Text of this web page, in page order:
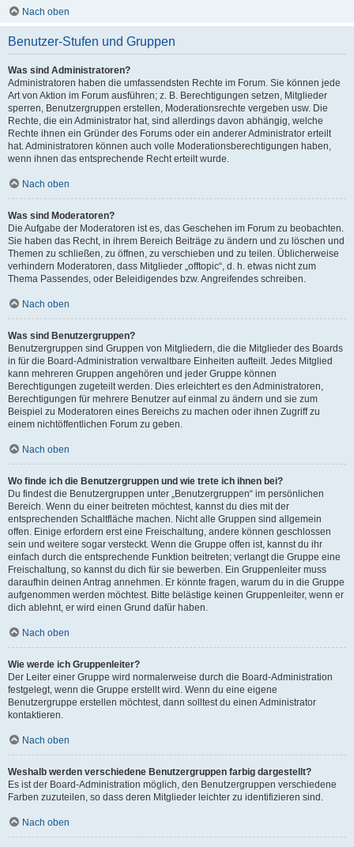
Nach oben
Benutzer-Stufen und Gruppen
Was sind Administratoren?
Administratoren haben die umfassendsten Rechte im Forum. Sie können jede
Art von Aktion im Forum ausführen; z. B. Berechtigungen setzen, Mitglieder
sperren, Benutzergruppen erstellen, Moderationsrechte vergeben usw. Die
Rechte, die ein Administrator hat, sind allerdings davon abhängig, welche
Rechte ihnen ein Gründer des Forums oder ein anderer Administrator erteilt
hat. Administratoren können auch volle Moderationsberechtigungen haben,
wenn ihnen das entsprechende Recht erteilt wurde.
Nach oben
Was sind Moderatoren?
Die Aufgabe der Moderatoren ist es, das Geschehen im Forum zu beobachten.
Sie haben das Recht, in ihrem Bereich Beiträge zu ändern und zu löschen und
Themen zu schließen, zu öffnen, zu verschieben und zu teilen. Üblicherweise
verhindern Moderatoren, dass Mitglieder „offtopic“, d. h. etwas nicht zum
Thema Passendes, oder Beleidigendes bzw. Angreifendes schreiben.
Nach oben
Was sind Benutzergruppen?
Benutzergruppen sind Gruppen von Mitgliedern, die die Mitglieder des Boards
in für die Board-Administration verwaltbare Einheiten aufteilt. Jedes Mitglied
kann mehreren Gruppen angehören und jeder Gruppe können
Berechtigungen zugeteilt werden. Dies erleichtert es den Administratoren,
Berechtigungen für mehrere Benutzer auf einmal zu ändern und sie zum
Beispiel zu Moderatoren eines Bereichs zu machen oder ihnen Zugriff zu
einem nichtöffentlichen Forum zu geben.
Nach oben
Wo finde ich die Benutzergruppen und wie trete ich ihnen bei?
Du findest die Benutzergruppen unter „Benutzergruppen“ im persönlichen
Bereich. Wenn du einer beitreten möchtest, kannst du dies mit der
entsprechenden Schaltfläche machen. Nicht alle Gruppen sind allgemein
offen. Einige erfordern erst eine Freischaltung, andere können geschlossen
sein und weitere sogar versteckt. Wenn die Gruppe offen ist, kannst du ihr
einfach durch die entsprechende Funktion beitreten; verlangt die Gruppe eine
Freischaltung, so kannst du dich für sie bewerben. Ein Gruppenleiter muss
daraufhin deinen Antrag annehmen. Er könnte fragen, warum du in die Gruppe
aufgenommen werden möchtest. Bitte belästige keinen Gruppenleiter, wenn er
dich ablehnt, er wird einen Grund dafür haben.
Nach oben
Wie werde ich Gruppenleiter?
Der Leiter einer Gruppe wird normalerweise durch die Board-Administration
festgelegt, wenn die Gruppe erstellt wird. Wenn du eine eigene
Benutzergruppe erstellen möchtest, dann solltest du einen Administrator
kontaktieren.
Nach oben
Weshalb werden verschiedene Benutzergruppen farbig dargestellt?
Es ist der Board-Administration möglich, den Benutzergruppen verschiedene
Farben zuzuteilen, so dass deren Mitglieder leichter zu identifizieren sind.
Nach oben